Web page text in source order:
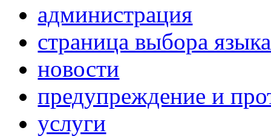
администрация
страница выбора языка
новости
предупреждение и
услуги